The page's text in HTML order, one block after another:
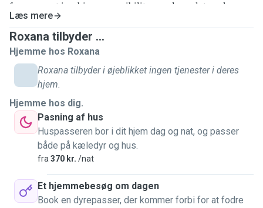
for your pet is a big responsibility, so please let me know
in writing: How much food they eat per day? If they take
any medication or have any health problems. I'd like to tell
you that I'm a little afraid of Rottweilers
one bit me! So I'm sorry, but I can't look after them. At the
moment I share my house only with my husband, I don't
have any animals and it's not allowed, so I couldn't have
them at home. I'm responsible, respectful, and loving to all
animals. I hope to help you!
Læs mere
Roxana tilbyder ...
Hjemme hos Roxana
Roxana tilbyder i øjeblikket ingen tjenester i deres
hjem.
Hjemme hos dig.
Pasning af hus
Huspasseren bor i dit hjem dag og nat, og passer
både på kæledyr og hus.
fra 370 kr. /nat
Et hjemmebesøg om dagen
Book en dyrepasser, der kommer forbi for at fodre